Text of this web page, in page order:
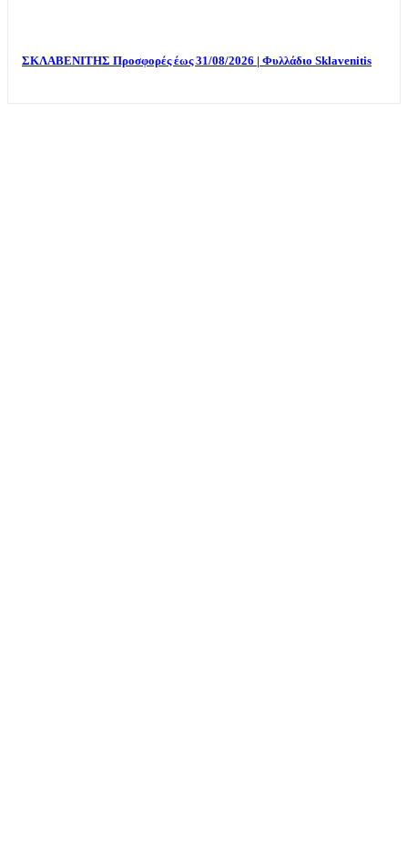
ΣΚΛΑΒΕΝΙΤΗΣ Προσφορές έως 31/08/2026 | Φυλλάδιο Sklavenitis